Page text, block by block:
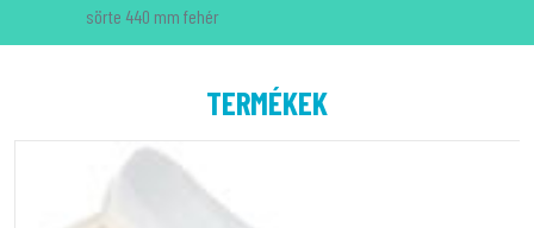
sörte 440 mm fehér
TERMÉKEK